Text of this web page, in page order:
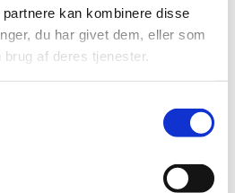
kan kombinere disse
du har givet dem, eller som
af deres tjenester.
lige om lidt.
at kortlægge
meninger om, hvordan
gjort det. Jeg synes derfor, at vi
for et videre arbejde.